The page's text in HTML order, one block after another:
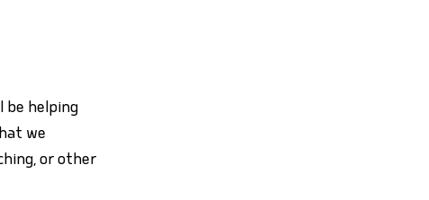
be helping
we
or other